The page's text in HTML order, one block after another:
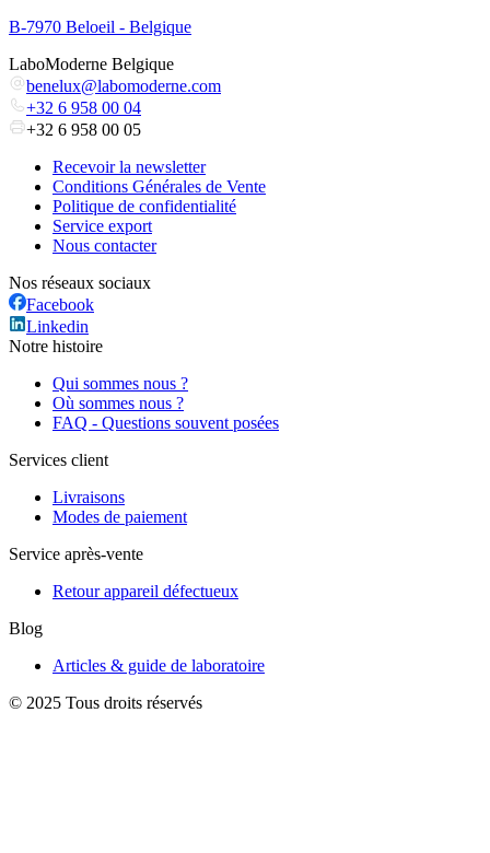
B-7970 Beloeil - Belgique
LaboModerne Belgique
benelux@labomoderne.com
+32 6 958 00 04
+32 6 958 00 05
Recevoir la newsletter
Conditions Générales de Vente
Politique de confidentialité
Service export
Nous contacter
Nos réseaux sociaux
Facebook
Linkedin
Notre histoire
Qui sommes nous ?
Où sommes nous ?
FAQ - Questions souvent posées
Services client
Livraisons
Modes de paiement
Service après-vente
Retour appareil défectueux
Blog
Articles & guide de laboratoire
© 2025 Tous droits réservés